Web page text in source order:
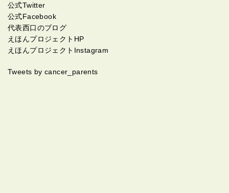
公式Twitter
公式Facebook
代表西口のブログ
えほんプロジェクトHP
えほんプロジェクトInstagram
Tweets by cancer_parents